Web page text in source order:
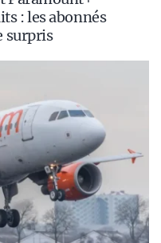
: les abonnés
surpris